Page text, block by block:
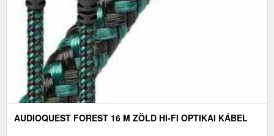
AUDIOQUEST FOREST 16 M ZÖLD HI-FI OPTIKAI KÁBEL